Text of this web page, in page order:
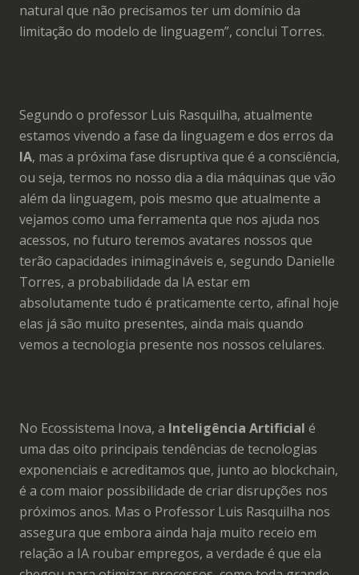
natural que não precisamos ter um domínio da
limitação do modelo de linguagem”, conclui Torres.
Segundo o professor Luis Rasquilha, atualmente
estamos vivendo a fase da linguagem e dos erros da
IA, mas a próxima fase disruptiva que é a consciência,
ou seja, termos no nosso dia a dia máquinas que vão
além da linguagem, pois mesmo que atualmente a
vejamos como uma ferramenta que nos ajuda nos
acessos, no futuro teremos avatares nossos que
terão capacidades inimagináveis e, segundo Danielle
Torres, a probabilidade da IA estar em
absolutamente tudo é praticamente certo, afinal hoje
elas já são muito presentes, ainda mais quando
vemos a tecnologia presente nos nossos celulares.
No Ecossistema Inova, a Inteligência Artificial é
uma das oito principais tendências de tecnologias
exponenciais e acreditamos que, junto ao blockchain,
é a com maior possibilidade de criar disrupções nos
próximos anos. Mas o Professor Luis Rasquilha nos
assegura que embora ainda haja muito receio em
relação a IA roubar empregos, a verdade é que ela